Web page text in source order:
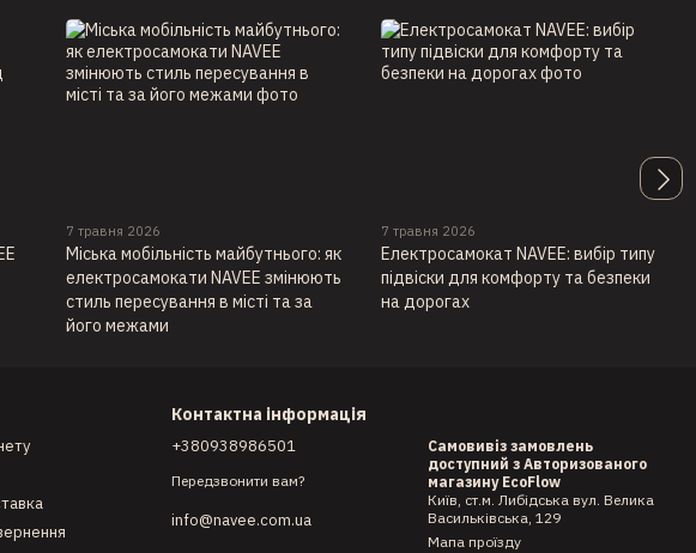
7 травня 2026
Міська мобільність майбутнього: як
електросамокати NAVEE змінюють
стиль пересування в місті та за
його межами
7 травня 2026
Електросамокат NAVEE: вибір типу
підвіски для комфорту та безпеки
на дорогах
Контактна інформація
+380938986501
Передзвонити вам?
info@navee.com.ua
Самовивіз замовлень
доступний з Авторизованого
магазину EcoFlow
Київ, ст.м. Либідська вул. Велика
Васильківська, 129
Мапа проїзду